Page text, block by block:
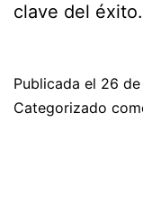
clave del éxito.
Publicada el 26
Categorizado